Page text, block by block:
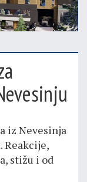
iz Nevesinja
Reakcije,
stižu i od